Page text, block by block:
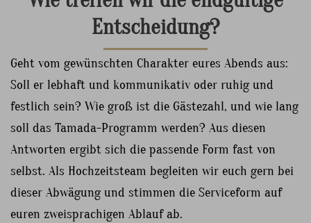
Entscheidung?
Geht vom gewünschten Charakter eures Abends aus:
Soll er lebhaft und kommunikativ oder ruhig und
festlich sein? Wie groß ist die Gästezahl, und wie lang
soll das Tamada-Programm werden? Aus diesen
Antworten ergibt sich die passende Form fast von
selbst. Als Hochzeitsteam begleiten wir euch gern bei
dieser Abwägung und stimmen die Serviceform auf
euren zweisprachigen Ablauf ab.